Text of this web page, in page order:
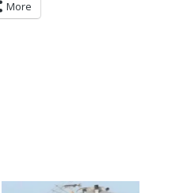
More